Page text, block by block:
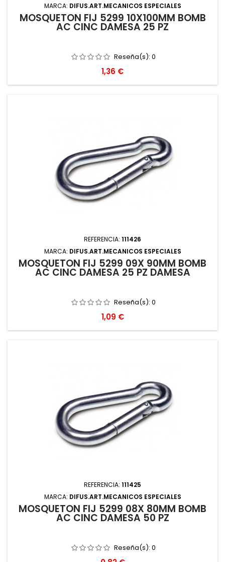
MARCA: DIFUS.ART.MECANICOS ESPECIALES
MOSQUETON FIJ 5299 10X100MM BOMB
AC CINC DAMESA 25 PZ
Reseña(s): 0
Precio
1,36 €
REFERENCIA: 111426
MARCA: DIFUS.ART.MECANICOS ESPECIALES
MOSQUETON FIJ 5299 09X 90MM BOMB
AC CINC DAMESA 25 PZ DAMESA
Reseña(s): 0
Precio
1,09 €
REFERENCIA: 111425
MARCA: DIFUS.ART.MECANICOS ESPECIALES
MOSQUETON FIJ 5299 08X 80MM BOMB
AC CINC DAMESA 50 PZ
Reseña(s): 0